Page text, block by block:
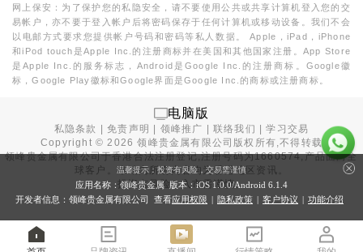
网上保安：为了保护您的私隐安全，请不要使用公共或共享计算机登入您的交
易帐户，亦不要于登入帐户后将密码保存于任何计算机或移动设备。我们不会
以电邮方式要求您提供帐户号码和密码等私人数据。 Apple，iPad，iPhone
和iPod touch是Apple Inc.的注册商标并在美国和其他国家注册。App Store
是Apple Inc.的服务标志，Android是Google Inc.的注册商标。Google徽
标，Google Play徽标和Google界面是Google Inc.的商标或注册商标。
电脑版
私隐条款 |免责声明 领峰推广 |联络我们 |学习交易
Copyright ©2026 领峰贵金属有限公司版权所有,不得转载
领峰贵金属有限公司于香港合法注册登记,注册号码为1660574,产品面向全
球客户。本站内所有内容均为香港地区资讯。
投资有风险，入市需谨慎。
温馨提示：投资有风险，交易需谨慎
应用名称：领峰贵金属 版本：iOS 1.0.0/Android 6.1.4
开发者信息：领峰贵金属有限公司 查看应用权限 | 隐私政策 | 客户协议 | 功能介绍